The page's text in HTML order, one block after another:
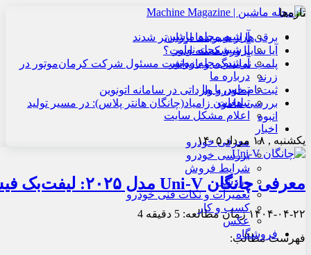
آرشیو مجله ماشین
آرشیو مجله نوآور
آرشیو مجله موتور
درباره ما
تماس با ما
تبلیغات
اعلام مشکل سایت
اخبار
معرفی خودرو
بررسی خودرو
شرایط فروش
ورزشی
تعمیرات و نکات فنی خودرو
کسب و کار
عکس
فروشگاه
تازه‌ها
برقی‌ها از هیبریدها ارزان‌تر شدند
آیا سایپا ورشکسته است؟
پلمب نمایندگی و بازداشت مسئول شرکت کرمان‌موتور در
زرند
ثبت‌نام خودرو وارداتی در سامانه اتونوین
بررسی هامون زامیاد(چانگان هانتر پلاس): در مسیر تولید
انبوه
یکشنبه , ۱۸ مرداد ۱۴۰۵
معرفی چانگان Uni-V مدل ۲۰۲۵: لیفت‌بک فیس‌لیفت شده
۱۴۰۴-۰۴-۲۲زمان مطالعه: 5 دقیقه
فهرست مطالب: